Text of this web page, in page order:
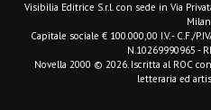
Visibilia Editrice S.r.l. con sede in Via
Capitale sociale € 100.000,00 I.V. - C.F./
N.10269990965 -
Novella 2000 © 2026. Iscritta al ROC
letteraria ed